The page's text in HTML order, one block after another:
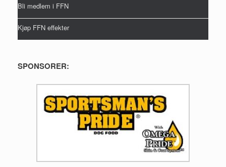
Bli medlem i FFN
Kjøp FFN effekter
SPONSORER: